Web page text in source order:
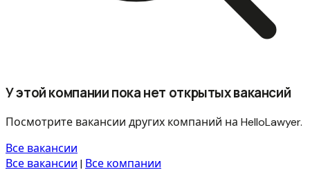
У этой компании пока нет открытых вакансий
Посмотрите вакансии других компаний на HelloLawyer.
Все вакансии
Все вакансии | Все компании